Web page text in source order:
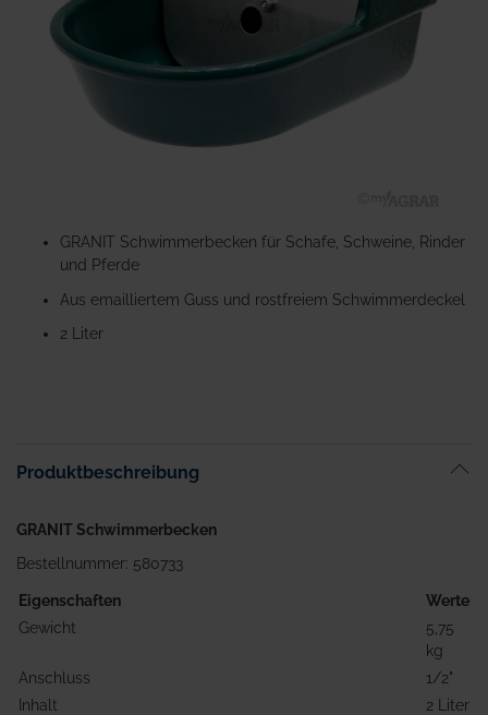
Anfang
springen
GRANIT Schwimmerbecken für Schafe, Schweine, Rinder
und Pferde
Aus emailliertem Guss und rostfreiem Schwimmerdeckel
2 Liter
Produktbeschreibung
GRANIT Schwimmerbecken
Bestellnummer: 580733
Eigenschaften
Werte
Gewicht
5,75
kg
Anschluss
1/2"
Inhalt
2 Liter